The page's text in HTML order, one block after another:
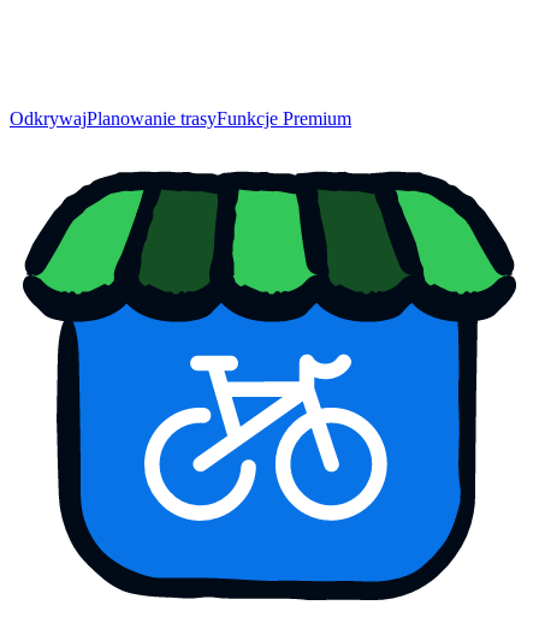
OdkrywajPlanowanie trasyFunkcje Premium